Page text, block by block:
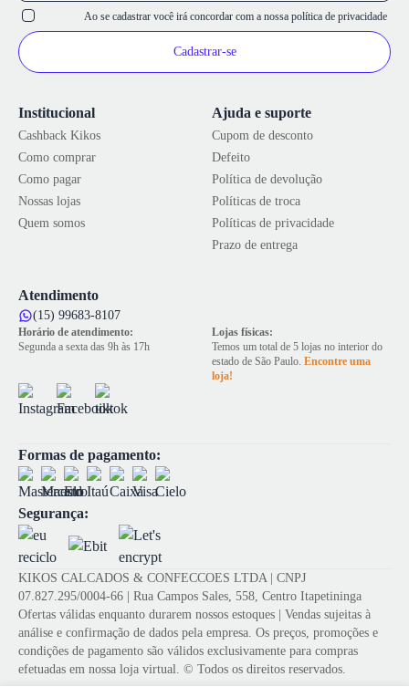
Institucional
Cashback Kikos
Como comprar
Como pagar
Nossas lojas
Quem somos
Ajuda e suporte
Cupom de desconto
Defeito
Política de devolução
Políticas de troca
Políticas de privacidade
Prazo de entrega
Atendimento
(15) 99683-8107
Horário de atendimento:
Segunda a sexta das 9h às 17h
Lojas físicas:
Temos um total de 5 lojas no interior do
estado de São Paulo. Encontre uma
loja!
Ao se cadastrar você irá concordar com a nossa política de privacidade
Cadastrar-se
Formas de pagamento:
Segurança:
KIKOS CALCADOS & CONFECCOES LTDA | CNPJ
07.827.295/0004-66 | Rua Campos Sales, 558, Centro Itapetininga
Ofertas válidas enquanto durarem nossos estoques | Vendas sujeitas à
análise e confirmação de dados pela empresa. Os preços, promoções e
condições de pagamento são válidos exclusivamente para compras
efetuadas em nossa loja virtual. © Todos os direitos reservados.